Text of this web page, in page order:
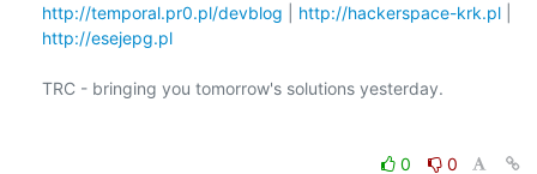
http://temporal.pr0.pl/devblog
http://hackerspace-krk.pl
http://esejepg.pl
TRC - bringing you tomorrow's solutions yesterday.
0
0